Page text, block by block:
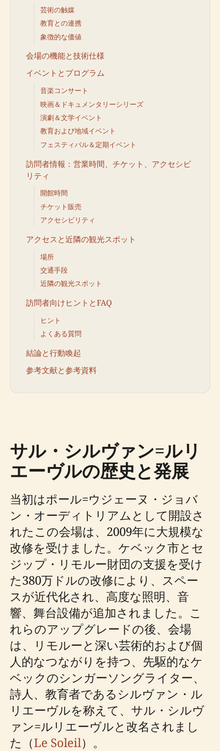
芸術の触媒
教育との連携
象徴的な価値
会場の機能と技術仕様
イベントとプログラム
音楽コンサート
映画＆ドキュメンタリーシリーズ
演劇＆文学イベント
教育および地域イベント
フェスティバル＆定期イベント
訪問者情報：営業時間、チケット、アクセシビ
リティ
開館時間
チケット販売
アクセシビリティ
アクセスと近隣の観光スポット
場所
交通手段
近隣の観光スポット
訪問者向けヒントとFAQ
ヒント
よくある質問
結論と行動喚起
参考文献と参考資料
サル・シルヴァン=ルリ
エーヴルの歴史と発展
当初はポール=ウジェーヌ・ジョバ
ン・オーディトリアムとして開設さ
れたこの会場は、2009年に大規模な
改修を受けました。ケベック市とセ
ジップ・リモルー財団の支援を受け
た380万ドルの改修により、スペー
スが近代化され、高度な照明、音
響、舞台設備が追加されました。こ
れらのアップグレードの後、会場
は、リモルーと深い芸術的および個
人的なつながりを持つ、先駆的なケ
ベックのシンガーソングライター、
詩人、教育者であるシルヴァン・ル
リエーヴルを称えて、サル・シルヴ
ァン=ルリエーヴルと改名されまし
た（Le Soleil）。